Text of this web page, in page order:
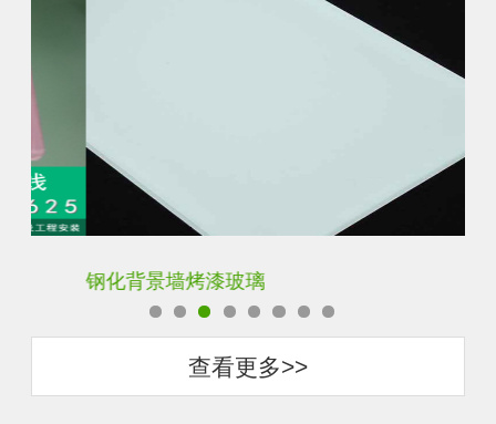
钢化背景墙烤漆玻璃
查看更多>>